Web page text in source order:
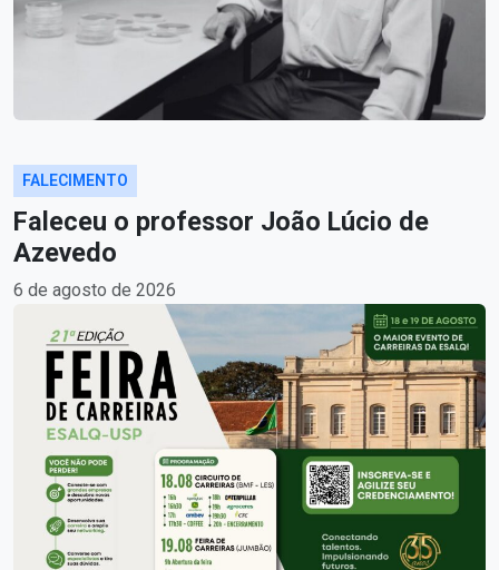
FALECIMENTO
Faleceu o professor João Lúcio de
Azevedo
6 de agosto de 2026